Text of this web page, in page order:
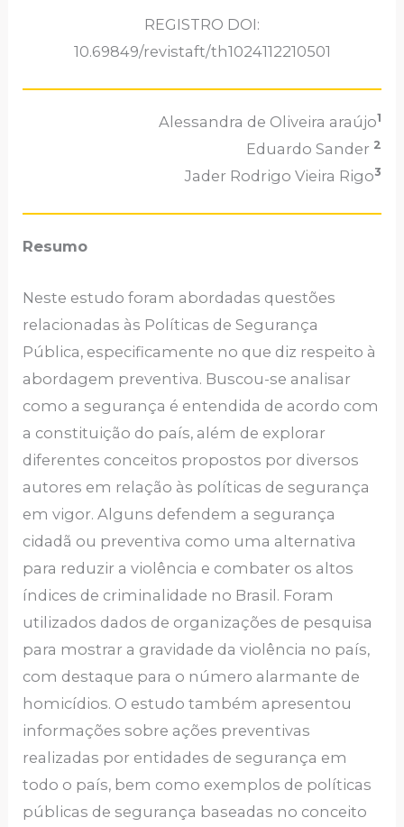
REGISTRO DOI:
10.69849/revistaft/th1024112210501
Alessandra de Oliveira araújo1
Eduardo Sander 2
Jader Rodrigo Vieira Rigo3
Resumo
Neste estudo foram abordadas questões
relacionadas às Políticas de Segurança
Pública, especificamente no que diz respeito à
abordagem preventiva. Buscou-se analisar
como a segurança é entendida de acordo com
a constituição do país, além de explorar
diferentes conceitos propostos por diversos
autores em relação às políticas de segurança
em vigor. Alguns defendem a segurança
cidadã ou preventiva como uma alternativa
para reduzir a violência e combater os altos
índices de criminalidade no Brasil. Foram
utilizados dados de organizações de pesquisa
para mostrar a gravidade da violência no país,
com destaque para o número alarmante de
homicídios. O estudo também apresentou
informações sobre ações preventivas
realizadas por entidades de segurança em
todo o país, bem como exemplos de políticas
públicas de segurança baseadas no conceito